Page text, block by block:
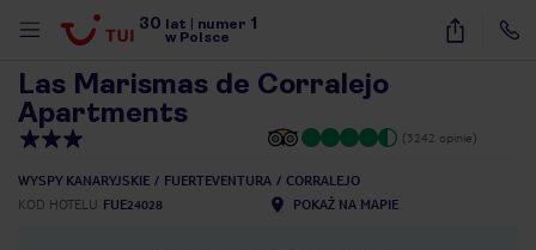
30 lat numer 1
w Polsce
22
Las Marismas de Corralejo
Apartments
(3242 opinie)
WYSPY KANARYJSKIE FUERTEVENTURA
CORRALEJO
KOD HOTELU FUE24028 POKAŻ NA MAPIE